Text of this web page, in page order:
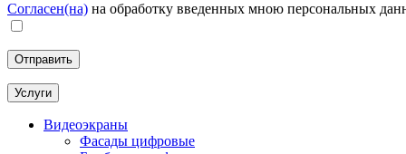
Согласен(на) на обработку введенных мною персональных
Услуги
Видеоэкраны
Фасады цифровые